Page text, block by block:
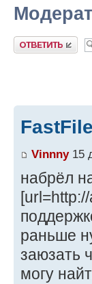
Ответить
Vinnny15
набрёл
раньше
заюзать
могу